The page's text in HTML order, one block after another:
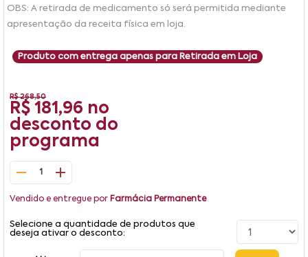
OBS: A retirada de medicamento só será permitida mediante
apresentação da receita física em loja.
Produto com entrega apenas para Retirada em Loja
R$ 268,50
R$ 181,96 no
desconto do
programa
1
Vendido e entregue por Farmácia Permanente
Selecione a quantidade de produtos que
deseja ativar o desconto: